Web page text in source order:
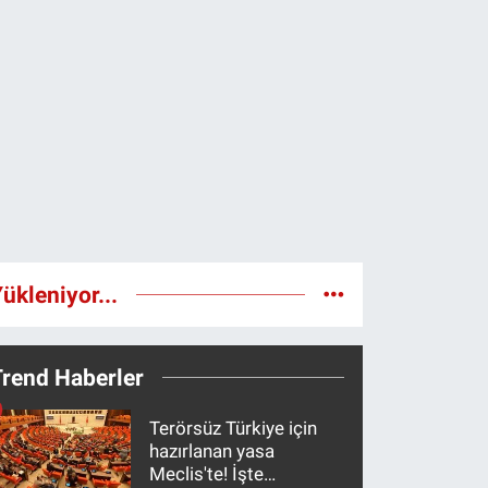
Haberler
Terörsüz Türkiye için
hazırlanan yasa
Meclis'te! İşte